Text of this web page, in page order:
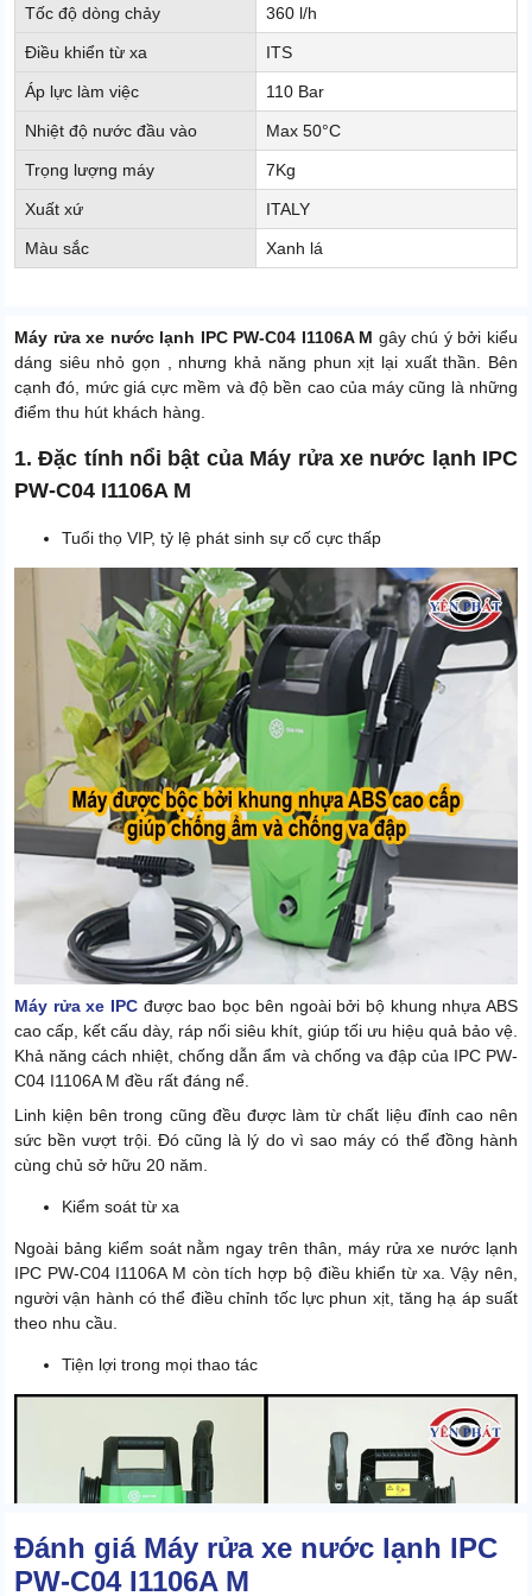
Tốc độ dòng chảy 360 l/h
Điều khiển từ xa ITS
Áp lực làm việc 110 Bar
Nhiệt độ nước đầu vào Max 50°C
Trọng lượng máy 7Kg
Xuất xứ ITALY
Màu sắc Xanh lá
Máy rửa xe nước lạnh IPC PW-C04 I1106A M gây chú ý bởi kiểu
dáng siêu nhỏ gọn , nhưng khả năng phun xịt lại xuất thần. Bên
cạnh đó, mức giá cực mềm và độ bền cao của máy cũng là những
điểm thu hút khách hàng.
1. Đặc tính nổi bật của Máy rửa xe nước lạnh IPC
PW-C04 I1106A M
Tuổi thọ VIP, tỷ lệ phát sinh sự cố cực thấp
Máy rửa xe IPC được bao bọc bên ngoài bởi bộ khung nhựa ABS
cao cấp, kết cấu dày, ráp nối siêu khít, giúp tối ưu hiệu quả bảo vệ.
Khả năng cách nhiệt, chống dẫn ẩm và chống va đập của IPC PW-
C04 I1106A M đều rất đáng nể.
Linh kiện bên trong cũng đều được làm từ chất liệu đỉnh cao nên
sức bền vượt trội. Đó cũng là lý do vì sao máy có thể đồng hành
cùng chủ sở hữu 20 năm.
Kiểm soát từ xa
Ngoài bảng kiểm soát nằm ngay trên thân, máy rửa xe nước lạnh
IPC PW-C04 I1106A M còn tích hợp bộ điều khiển từ xa. Vậy nên,
người vận hành có thể điều chỉnh tốc lực phun xịt, tăng hạ áp suất
theo nhu cầu.
Tiện lợi trong mọi thao tác
Đánh giá Máy rửa xe nước lạnh IPC
PW-C04 I1106A M